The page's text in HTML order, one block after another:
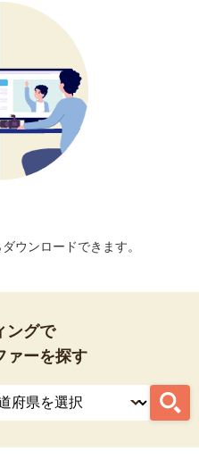
ウンロードできます。
ングで
ァーを探す